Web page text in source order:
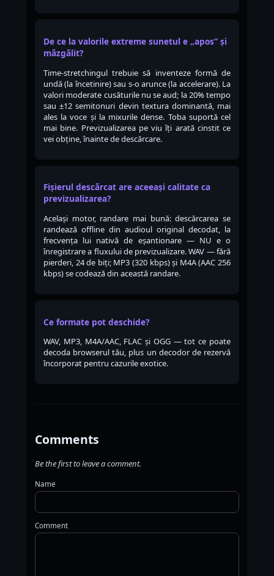
De ce la valorile extreme sunetul e „apos” și
mâzgălit?
Time-stretchingul trebuie să inventeze formă de
undă (la încetinire) sau s-o arunce (la accelerare). La
valori moderate cusăturile nu se aud; la 20% tempo
sau ±12 semitonuri devin textura dominantă, mai
ales la voce și la mixurile dense. Toba suportă cel
mai bine. Previzualizarea pe viu îți arată cinstit ce
vei obține, înainte de descărcare.
Fișierul descărcat are aceeași calitate ca
previzualizarea?
Același motor, randare mai bună: descărcarea se
randează offline din audioul original decodat, la
frecvența lui nativă de eșantionare — NU e o
înregistrare a fluxului de previzualizare. WAV — fără
pierderi, 24 de biți; MP3 (320 kbps) și M4A (AAC 256
kbps) se codează din această randare.
Ce formate pot deschide?
WAV, MP3, M4A/AAC, FLAC și OGG — tot ce poate
decoda browserul tău, plus un decodor de rezervă
încorporat pentru cazurile exotice.
Comments
Be the first to leave a comment.
Name
Comment